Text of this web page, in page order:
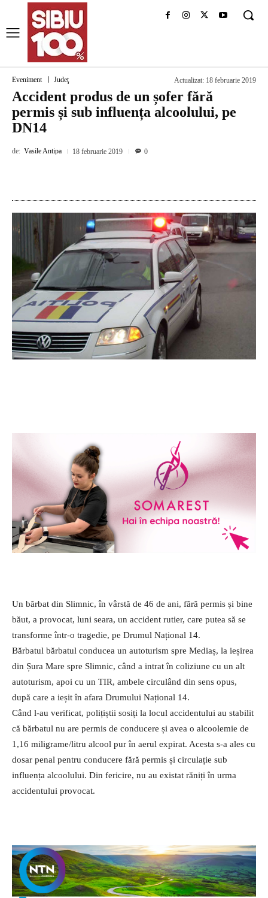
Eveniment Judeţ Actualizat: 18 februarie 2019
Accident produs de un șofer fără
permis și sub influența alcoolului, pe
DN14
de: Vasile Antipa 18 februarie 2019 0
Un bărbat din Slimnic, în vârstă de 46 de ani, fără permis și bine
băut, a provocat, luni seara, un accident rutier, care putea să se
transforme într-o tragedie, pe Drumul Național 14.
Bărbatul bărbatul conducea un autoturism spre Mediaș, la ieșirea
din Șura Mare spre Slimnic, când a intrat în coliziune cu un alt
autoturism, apoi cu un TIR, ambele circulând din sens opus,
după care a ieșit în afara Drumului Național 14.
Când l-au verificat, polițiștii sosiți la locul accidentului au stabilit
că bărbatul nu are permis de conducere și avea o alcoolemie de
1,16 miligrame/litru alcool pur în aerul expirat. Acesta s-a ales cu
dosar penal pentru conducere fără permis și circulație sub
influența alcoolului. Din fericire, nu au existat răniți în urma
accidentului provocat.